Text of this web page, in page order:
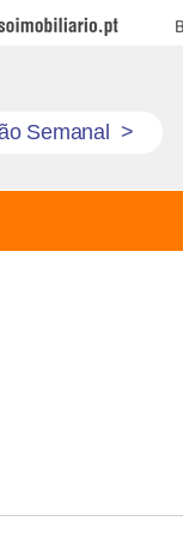
Imobiliário
Semanal >